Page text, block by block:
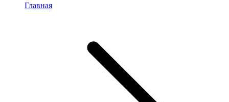
Главная